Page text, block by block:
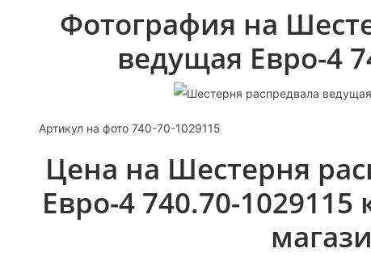
Фотография на
ведущая Евро-4
Артикул на фото 740-70-1029115
Цена на Шестерня
Евро-4 740.70-